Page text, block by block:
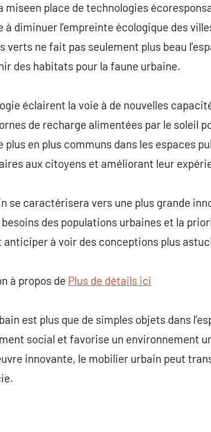
miseen place de technologies
diminuer l’empreinte écologique des
verts ne fait pas seulement plus beau
des habitats pour la faune urbaine.
éclairent la voie à de nouvelles
de recharge alimentées par le soleil
en plus communs dans les espaces
aux citoyens et améliorant leur
se caractérisera vers une plus grande
des populations urbaines et la
anticiper à voir des conceptions plus
à propos de Plus de détails ici
est plus que de simples objets dans
social et favorise un environnement
innovante, le mobilier urbain peut